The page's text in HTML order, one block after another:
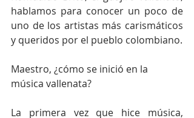
hablamos para conocer un poco de
uno de los artistas más carismáticos
y queridos por el pueblo colombiano.
Maestro, ¿cómo se inició en la
música vallenata?
La primera vez que hice música,